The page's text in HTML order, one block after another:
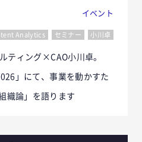
イベント
Analytics セミナー 小川卓
ティング×CAO小川卓。
」にて、事業を動かすた
織論」を語ります